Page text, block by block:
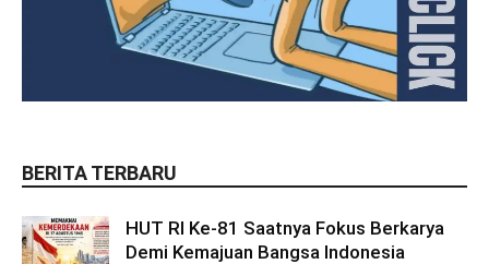
BERITA TERBARU
HUT RI Ke-81 Saatnya Fokus Berkarya
Demi Kemajuan Bangsa Indonesia